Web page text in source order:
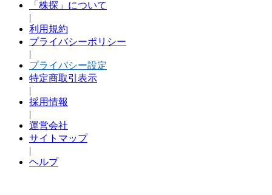
「株探」について
|
利用規約
プライバシーポリシー
|
プライバシー設定
特定商取引表示
|
採用情報
|
運営会社
サイトマップ
|
ヘルプ